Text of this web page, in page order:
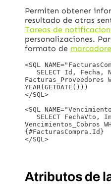
Permiten obtener
resultado de otras
Tareas de
personalizaciones.
formato de
<SQL
Facturas_Proveedores
YEAR(GETDATE()))
</SQL>
<SQL
Vencimientos_Cobros
{#FacturasCompra.Id}
</SQL>
Atributos de